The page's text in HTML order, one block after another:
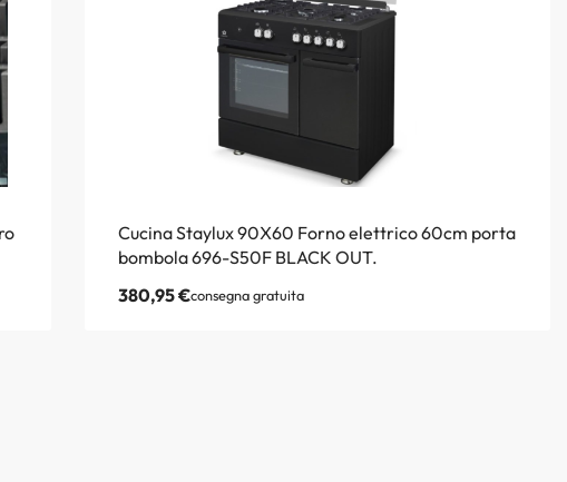
Cucina Staylux 90X60 Forno elettrico 60cm porta
bombola 696-S50F BLACK OUT.
380,95€consegna gratuita